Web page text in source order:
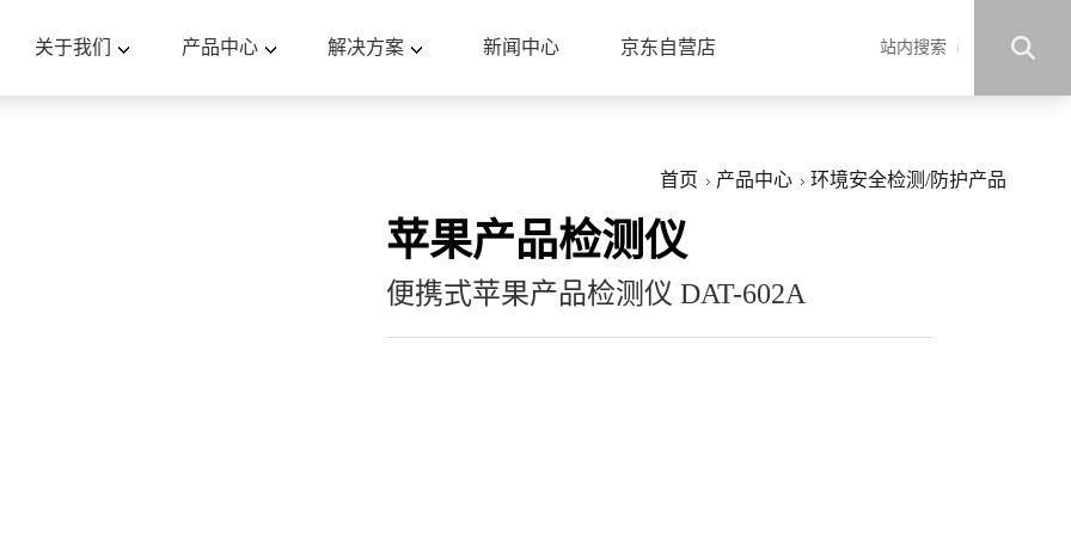
站内搜索
关于我们 产品中心 解决方案 新闻中心 京东自营店
首页 产品中心 环境安全检测/防护产品
苹果产品检测仪
便携式苹果产品检测仪 DAT-602A